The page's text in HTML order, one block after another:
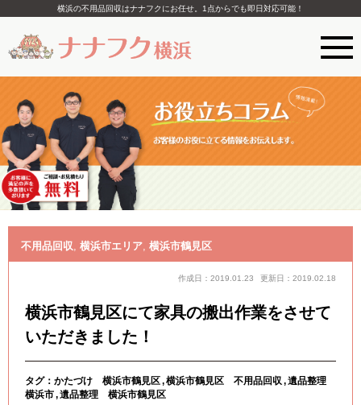
横浜の不用品回収はナナフクにお任せ。1点からでも即日対応可能！
不用品回収, 横浜市エリア, 横浜市鶴見区
作成日：2019.01.23 更新日：2019.02.18
横浜市鶴見区にて家具の搬出作業をさせて
いただきました！
タグ： かたづけ 横浜市鶴見区 横浜市鶴見区 不用品回収
遺品整理
横浜市 遺品整理 横浜市鶴見区